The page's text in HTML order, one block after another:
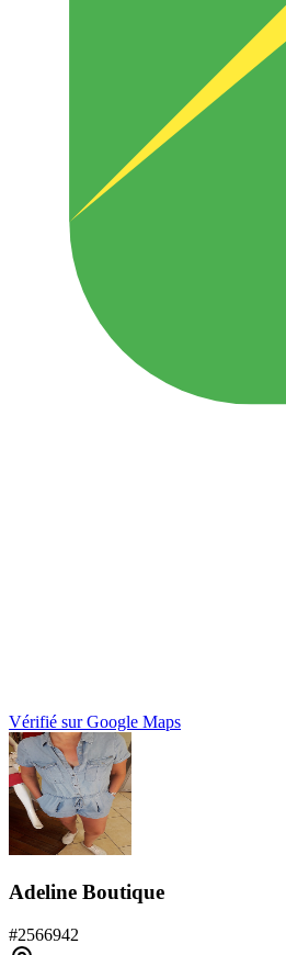
Vérifié sur Google Maps
Adeline Boutique
#2566942